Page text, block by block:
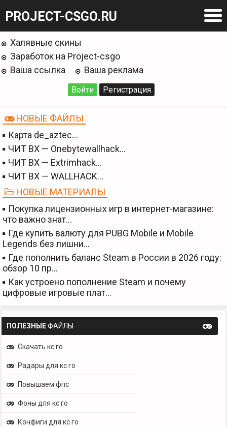
PROJECT-CSGO.RU
Халявные скины
Заработок на Project-csgo
Ваша ссылка
Ваша реклама
Войти Регистрация
НОВЫЕ ФАЙЛЫ
Карта de_aztec…
ЧИТ BX — Onebytewallhack…
ЧИТ BX — Extrimhack…
ЧИТ BX — WALLHACK…
НОВЫЕ МАТЕРИАЛЫ
Покупка лицензионных игр в интернет-магазине:
что важно знат…
Где купить валюту для PUBG Mobile и Mobile
Legends без лишни…
Где пополнить баланс Steam в России в 2026 году:
обзор 10 пр…
Как устроено пополнение Steam и почему
цифровые игровые плат…
ПОЛЕЗНЫЕФАЙЛЫ
Скачать кс го
Радары для кс го
Повышаем фпс
Фоны для кс го
Конфиги для кс го